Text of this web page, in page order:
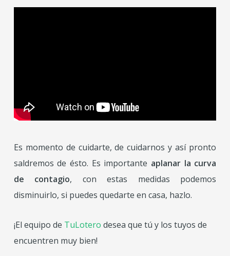
Es momento de cuidarte, de cuidarnos y así pronto
saldremos de ésto. Es importante aplanar la curva
de contagio, con estas medidas podemos
disminuirlo, si puedes quedarte en casa, hazlo.
¡El equipo de TuLotero desea que tú y los tuyos de
encuentren muy bien!